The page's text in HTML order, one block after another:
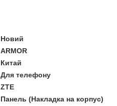
Новий
ARMOR
Китай
Для телефону
ZTE
Панель (Накладка на корпус)